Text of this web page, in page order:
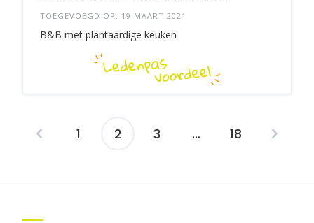
TOEGEVOEGD OP: 19 MAART 2021
B&B met plantaardige keuken
Berichten
1 2 3 … 18